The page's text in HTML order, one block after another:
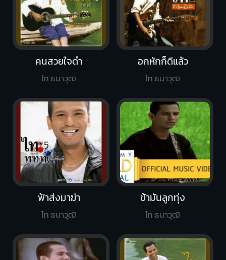
ข้ามันลูกทุ่ง
ไท ธนาวุฒิ
คนสวยใจดำ
ไท ธนาวุฒิ
อกหักก็ดีแล้ว
ไท ธนาวุฒิ
ฟ้าส่งมาฆ่า
ไท ธนาวุฒิ